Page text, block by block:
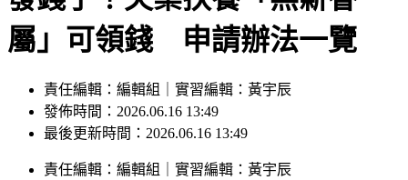
屬」可領錢 申請辦法一覽
發佈時間：2026.06.16 13:49
最後更新時間：2026.06.16 13:49
發佈時間： 2026.06.16 13:49